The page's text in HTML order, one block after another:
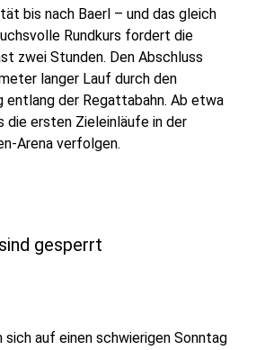
bis nach Baerl – und das gleich
Rundkurs fordert die
zwei Stunden. Den Abschluss
langer Lauf durch den
entlang der Regattabahn. Ab etwa
die ersten Zieleinläufe in der
Arena verfolgen.
gesperrt
auf einen schwierigen Sonntag